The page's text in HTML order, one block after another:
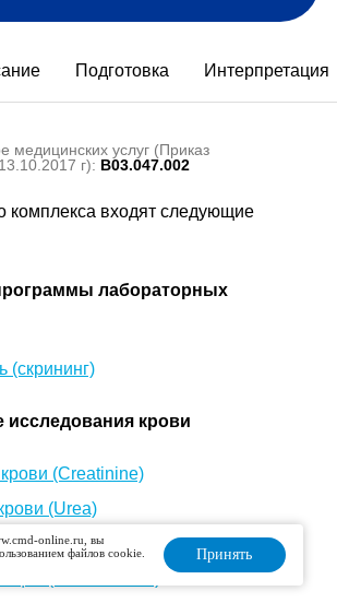
Подготовка Интерпретация
медицинских услуг (Приказ
г): B03.047.002
комплекса входят следующие
лабораторных
(скрининг)
исследования крови
(Creatinine)
(Urea)
в крови (Uric acid, UA)
(Bilirubin total)
online.ru, вы
файлов cookie.
Принять